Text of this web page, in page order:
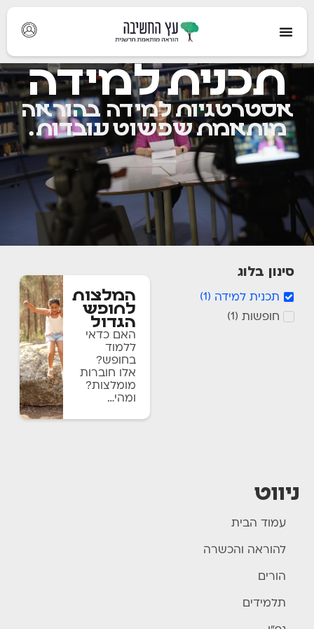
תכנית למידה
אסטרטגיות למידה בהוראה
מותאמת שפשוט עובדות.
סינון בלוג
תכנית למידה (
1
)
חופשות (
1
)
המלצות
לחופש
הגדול
האם כדאי
ללמוד
בחופש?
אלו חוברות
מומלצות?
ומהי…
ניווט
עמוד הבית
להוראה והכשרה
הורים
תלמידים